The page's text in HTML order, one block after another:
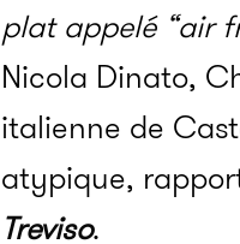
plat appelé “air
Nicola Dinato,
italienne de
atypique,
Treviso.